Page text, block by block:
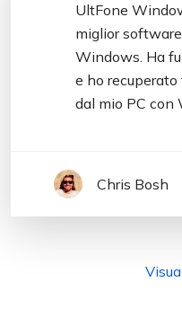
UltFone
miglior
Windows. Ha
e ho
dal mio PC con
Chris Bosh